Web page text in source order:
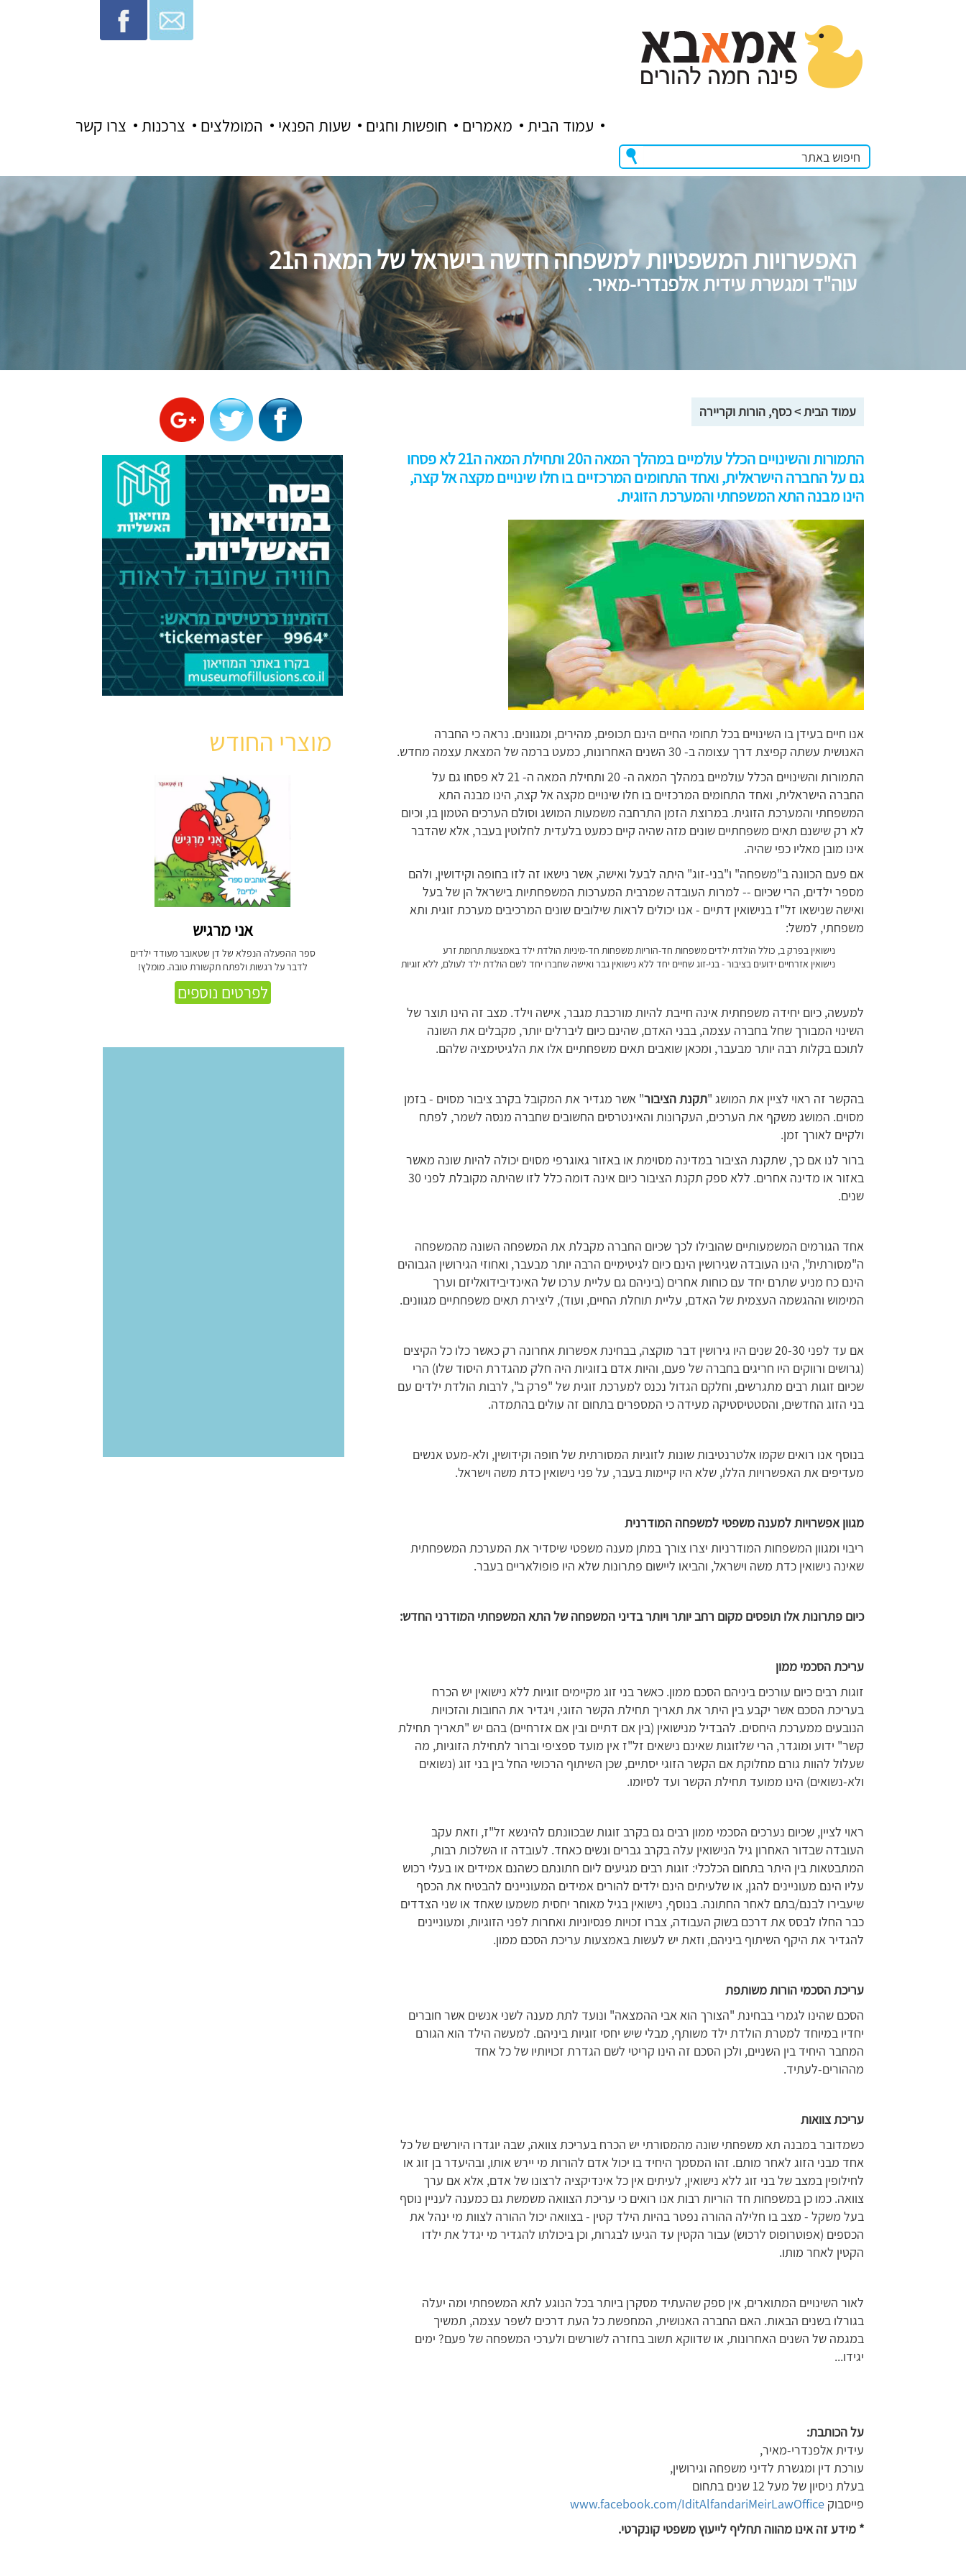
צרו קשר צרכנות המומלצים שעות הפנאי חופשות וחגים מאמרים עמוד הבית
האפשרויות המשפטיות למשפחה חדשה בישראל של המאה ה21
עוה"ד ומגשרת עידית אלפנדרי-מאיר.
עמוד הבית>כסף, הורות וקריירה
התמורות והשינויים הכלל עולמיים במהלך המאה ה20 ותחילת המאה ה21 לא פסחו
גם על החברה הישראלית, ואחד התחומים המרכזיים בו חלו שינויים מקצה אל קצה,
הינו מבנה התא המשפחתי והמערכת הזוגית.
אנו חיים בעידן בו השינויים בכל תחומי החיים הינם תכופים, מהירים, ומגוונים. נראה כי החברה
האנושית עשתה קפיצת דרך עצומה ב- 30 השנים האחרונות, כמעט ברמה של המצאת עצמה מחדש.
התמורות והשינויים הכלל עולמיים במהלך המאה ה- 20 ותחילת המאה ה- 21 לא פסחו גם על
החברה הישראלית, ואחד התחומים המרכזיים בו חלו שינויים מקצה אל קצה, הינו מבנה התא
המשפחתי והמערכת הזוגית. במרוצת הזמן התרחבה משמעות המושג וסולם הערכים הטמון בו, וכיום
לא רק שישנם תאים משפחתיים שונים מזה שהיה קיים כמעט בלעדית לחלוטין בעבר, אלא שהדבר
אינו מובן מאליו כפי שהיה.
אם פעם הכוונה ב"משפחה" ו"בני-זוג" היתה לבעל ואישה, אשר נישאו זה לזו בחופה וקידושין, ולהם
מספר ילדים, הרי שכיום -- למרות העובדה שמרבית המערכות המשפחתיות בישראל הן של בעל
ואישה שנישאו זל"ז בנישואין דתיים - אנו יכולים לראות שילובים שונים המרכיבים מערכת זוגית ותא
משפחתי, למשל:
נישואין בפרק ב, כולל הולדת ילדים משפחות חד-הוריותמשפחות חד-מיניות הולדת ילד באמצעות תרומת זרע
נישואין אזרחיים ידועים בציבור - בני-זוג שחיים יחד ללא נישואין גבר ואישה שחברו יחד לשם הולדת ילד לעולם, ללא זוגיות
למעשה, כיום יחידה משפחתית אינה חייבת להיות מורכבת מגבר, אישה וילד. מצב זה הינו תוצר של
השינוי המבורך שחל בחברה עצמה, בבני האדם, שהינם כיום ליברלים יותר, מקבלים את השונה
לתוכם בקלות רבה יותר מבעבר, ומכאן שואבים תאים משפחתיים אלו את הלגיטימציה שלהם.
בהקשר זה ראוי לציין את המושג "תקנת הציבור" אשר מגדיר את המקובל בקרב ציבור מסוים - בזמן
מסוים. המושג משקף את הערכים, העקרונות והאינטרסים החשובים שחברה מנסה לשמר, לפתח
ולקיים לאורך זמן.
ברור לנו אם כך, שתקנת הציבור במדינה מסוימת או באזור גאוגרפי מסוים יכולה להיות שונה מאשר
באזור או מדינה אחרים. ללא ספק תקנת הציבור כיום אינה דומה כלל לזו שהיתה מקובלת לפני 30
שנים.
אחד הגורמים המשמעותיים שהובילו לכך שכיום החברה מקבלת את המשפחה השונה מהמשפחה
ה"מסורתית", הינו העובדה שגירושין הינם כיום לגיטימיים הרבה יותר מבעבר, ואחוזי הגירושין הגבוהים
הינם כח מניע שתרם יחד עם כוחות אחרים (ביניהם גם עליית ערכו של האינדיבידואליזם וערך
המימוש וההגשמה העצמית של האדם, עליית תוחלת החיים, ועוד), ליצירת תאים משפחתיים מגוונים.
אם עד לפני 20-30 שנים היו גירושין דבר מוקצה, בבחינת אפשרות אחרונה רק כאשר כלו כל הקיצים
(גרושים ורווקים היו חריגים בחברה של פעם, והיות אדם בזוגיות היה חלק מהגדרת היסוד שלו) הרי
שכיום זוגות רבים מתגרשים, וחלקם הגדול נכנס למערכת זוגית של "פרק ב", לרבות הולדת ילדים עם
בני הזוג החדשים, והסטטיסטיקה מעידה כי המספרים בתחום זה עולים בהתמדה.
בנוסף אנו רואים שקמו אלטרנטיבות שונות לזוגיות המסורתית של חופה וקידושין, ולא-מעט אנשים
מעדיפים את האפשרויות הללו, שלא היו קיימות בעבר, על פני נישואין כדת משה וישראל.
מגוון אפשרויות למענה משפטי למשפחה המודרנית
ריבוי ומגוון המשפחות המודרניות יצרו צורך במתן מענה משפטי שיסדיר את המערכת המשפחתית
שאינה נישואין כדת משה וישראל, והביאו ליישום פתרונות שלא היו פופולאריים בעבר.
כיום פתרונות אלו תופסים מקום רחב יותר ויותר בדיני המשפחה של התא המשפחתי המודרני החדש:
עריכת הסכמי ממון
זוגות רבים כיום עורכים ביניהם הסכם ממון. כאשר בני זוג מקיימים זוגיות ללא נישואין יש הכרח
בעריכת הסכם אשר יקבע בין היתר את תאריך תחילת הקשר הזוגי, ויגדיר את החובות והזכויות
הנובעים ממערכת היחסים. להבדיל מנישואין (בין אם דתיים ובין אם אזרחיים) בהם יש "תאריך תחילת
קשר" ידוע ומוגדר, הרי שלזוגות שאינם נישאים זל"ז אין מועד ספציפי וברור לתחילת הזוגיות, מה
שעלול להוות גורם מחלוקת אם הקשר הזוגי יסתיים, שכן השיתוף הרכושי החל בין בני זוג (נשואים
ולא-נשואים) הינו ממועד תחילת הקשר ועד לסיומו.
ראוי לציין, שכיום נערכים הסכמי ממון רבים גם בקרב זוגות שבכוונתם להינשא זל"ז, וזאת עקב
העובדה שבדור האחרון גיל הנישואין עלה בקרב גברים ונשים כאחד. לעובדה זו השלכות רבות,
המתבטאות בין היתר בתחום הכלכלי: זוגות רבים מגיעים ליום חתונתם כשהנם אמידים או בעלי רכוש
עליו הינם מעוניינים להגן, או שלעיתים הינם ילדים להורים אמידים המעוניינים להבטיח את הכסף
שיעבירו לבנם/בתם לאחר החתונה. בנוסף, נישואין בגיל מאוחר יחסית משמעו שאחד או שני הצדדים
כבר החלו לבסס את דרכם בשוק העבודה, צברו זכויות פנסיוניות ואחרות לפני הזוגיות, ומעוניינים
להגדיר את היקף השיתוף ביניהם, וזאת יש לעשות באמצעות עריכת הסכם ממון.
עריכת הסכמי הורות משותפת
הסכם שהינו לגמרי בבחינת "הצורך הוא אבי ההמצאה" ונועד לתת מענה לשני אנשים אשר חוברים
יחדיו במיוחד למטרת הולדת ילד משותף, מבלי שיש יחסי זוגיות ביניהם. למעשה הילד הוא הגורם
המחבר היחיד בין השניים, ולכן הסכם זה הינו קריטי לשם הגדרת זכויותיו של כל אחד
מההורים-לעתיד.
עריכת צוואות
כשמדובר במבנה תא משפחתי שונה מהמסורתי יש הכרח בעריכת צוואה, שבה יוגדרו היורשים של כל
אחד מבני הזוג לאחר מותם. זהו המסמך היחיד בו יכול אדם להורות מי יירש אותו, ובהיעדר בן זוג או
לחילופין במצב של בני זוג ללא נישואין, לעיתים אין כל אינדיקציה לרצונו של אדם, אלא אם ערך
צוואה. כמו כן במשפחות חד הוריות רבות אנו רואים כי עריכת הצוואה משמשת גם כמענה לעניין נוסף
בעל משקל - מצב בו חלילה ההורה נפטר בהיות הילד קטין - בצוואה יכול ההורה לצוות מי ינהל את
הכספים (אפוטרופוס לרכוש) עבור הקטין עד הגיעו לבגרות, וכן ביכולתו להגדיר מי יגדל את ילדו
הקטין לאחר מותו.
לאור השינויים המתוארים, אין ספק שהעתיד מסקרן ביותר בכל הנוגע לתא המשפחתי ומה יעלה
בגורלו בשנים הבאות. האם החברה האנושית, המחפשת כל העת דרכים לשפר עצמה, תמשיך
במגמה של השנים האחרונות, או שדווקא תשוב בחזרה לשורשים ולערכי המשפחה של פעם? ימים
יגידו...
על הכותבת:
עידית אלפנדרי-מאיר,
עורכת דין ומגשרת לדיני משפחה וגירושין,
בעלת ניסיון של מעל 12 שנים בתחום
פייסבוק www.facebook.com/IditAlfandariMeirLawOffice
* מידע זה אינו מהווה תחליף לייעוץ משפטי קונקרטי.
מוצרי החודש
אני מרגיש
ספר ההפעלה הנפלא של דן שטאובר מעודד ילדים
לדבר על רגשות ולפתח תקשורת טובה. מומלץ!
לפרטים נוספים